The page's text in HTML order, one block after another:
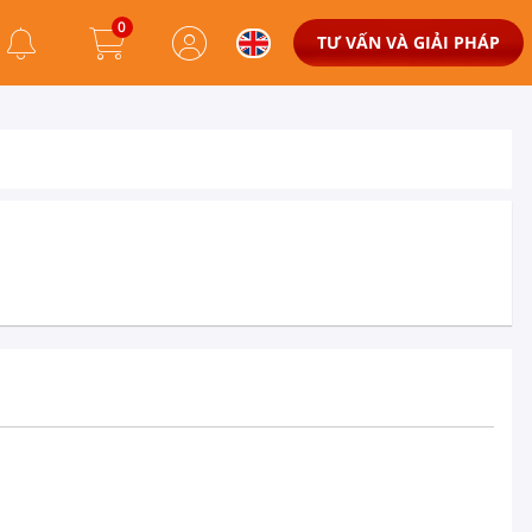
0
TƯ VẤN VÀ GIẢI PHÁP